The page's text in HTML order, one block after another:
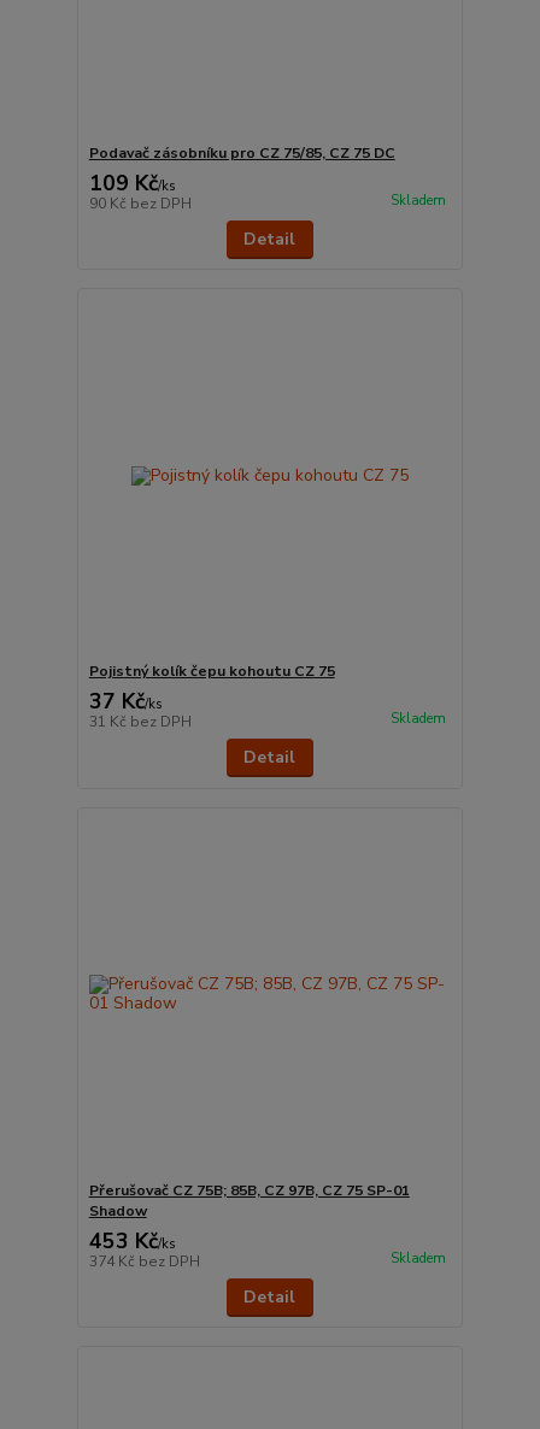
Podavač zásobníku pro CZ 75/85, CZ 75 DC
109 Kč/ks
90 Kč bez DPH Skladem
Detail
Pojistný kolík čepu kohoutu CZ 75
37 Kč/ks
31 Kč bez DPH Skladem
Detail
Přerušovač CZ 75B; 85B, CZ 97B, CZ 75 SP-01
Shadow
453 Kč/ks
374 Kč bez DPH Skladem
Detail